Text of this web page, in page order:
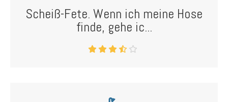
Scheiß-Fete. Wenn ich meine Hose
finde, gehe ic...